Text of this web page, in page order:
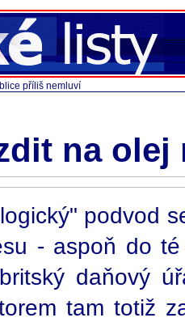
příliš nemluví
na olej
podvod
- aspoň do
daňový
tam totiž